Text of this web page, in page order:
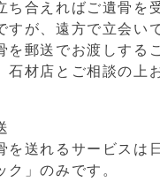
ち合えればご遺骨を
すが、遠方で立会い
を郵送でお渡しする
石材店とご相談の上
を送れるサービスは
ク 」のみです。